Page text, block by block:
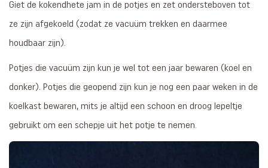
Giet de kokendhete jam in de potjes en zet ondersteboven tot
ze zijn afgekoeld (zodat ze vacuüm trekken en daarmee
houdbaar zijn).
Potjes die vacuüm zijn kun je wel tot een jaar bewaren (koel en
donker). Potjes die geopend zijn kun je nog een paar weken in de
koelkast bewaren, mits je altijd een schoon en droog lepeltje
gebruikt om een schepje uit het potje te nemen.